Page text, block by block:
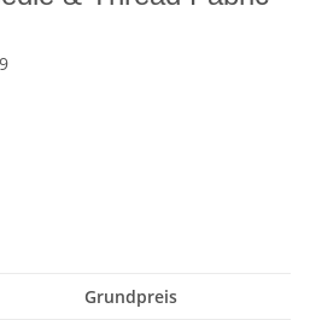
Grundpreis